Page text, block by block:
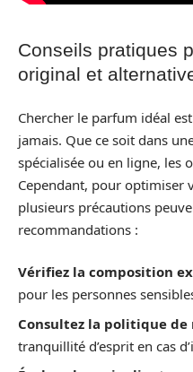
Conseils pratiques
original et
Chercher le parfum idéal
jamais. Que ce soit dans
spécialisée ou en ligne, les
Cependant, pour optimiser
plusieurs précautions
recommandations :
Vérifiez la composition
pour les personnes
Consultez la politique
tranquillité d’esprit en cas